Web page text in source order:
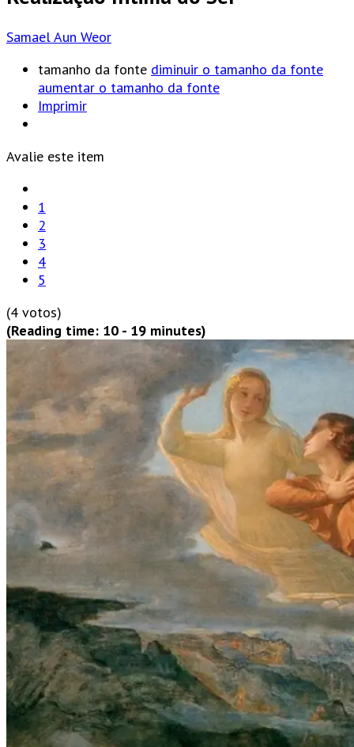
Samael Aun Weor
tamanho da fonte diminuir o tamanho da fonte
aumentar o tamanho da fonte
Imprimir
Avalie este item
1
2
3
4
5
(4 votos)
(Reading time: 10 - 19 minutes)